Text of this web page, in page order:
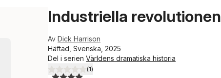
Industriella revolutionen
Av Dick Harrison
Häftad, Svenska, 2025
Del i serien Världens dramatiska historia
4,0utav 5 stjärnor. Totalt antal röster:
(1)